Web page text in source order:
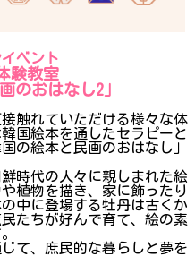
ベント
験教室
のおはなし2」
触れていただける様々な体
国絵本を通したセラピーと
の絵本と民画のおはなし」
時代の人々に親しまれた絵
植物を描き、家に飾ったり
中に登場する牡丹は古くか
たちが好んで育て、絵の素
て、庶民的な暮らしと夢を